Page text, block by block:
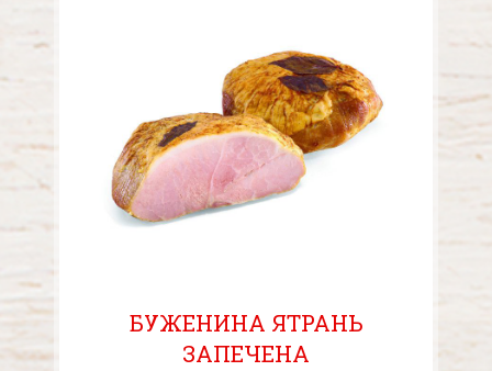
БУЖЕНИНА ЯТРАНЬ
ЗАПЕЧЕНА